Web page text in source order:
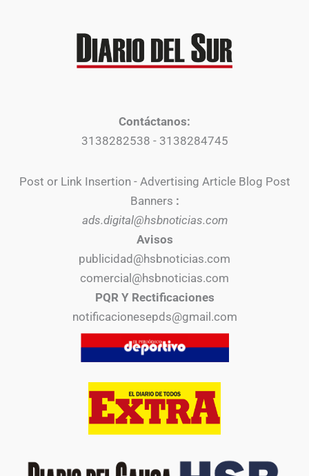
Contáctanos:
3138282538 - 3138284745
Post or Link Insertion - Advertising Article Blog Post
Banners :
ads.digital@hsbnoticias.com
Avisos
publicidad@hsbnoticias.com
comercial@hsbnoticias.com
PQR Y Rectificaciones
notificacionesepds@gmail.com